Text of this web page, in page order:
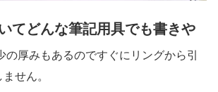
てどんな筆記用具でも書きや
の厚みもあるのですぐにリングから引
せん。